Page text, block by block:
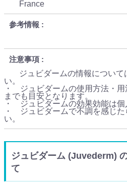
France
参考情報
注意事項
ジュビダームの情報につい
い。
・ ジュビダームの使用方法・用
までも目安となります。
・ ジュビダームの効果効能は個
・ ジュビダームで不調を感じた
い。
ジュビダーム (Juvederm)
て